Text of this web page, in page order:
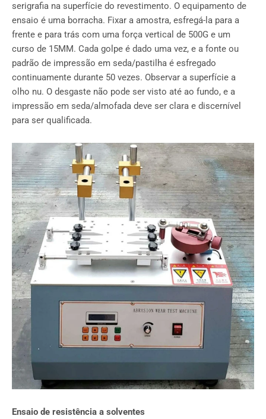
serigrafia na superfície do revestimento. O equipamento de
ensaio é uma borracha. Fixar a amostra, esfregá-la para a
frente e para trás com uma força vertical de 500G e um
curso de 15MM. Cada golpe é dado uma vez, e a fonte ou
padrão de impressão em seda/pastilha é esfregado
continuamente durante 50 vezes. Observar a superfície a
olho nu. O desgaste não pode ser visto até ao fundo, e a
impressão em seda/almofada deve ser clara e discernível
para ser qualificada.
Ensaio de resistência a solventes